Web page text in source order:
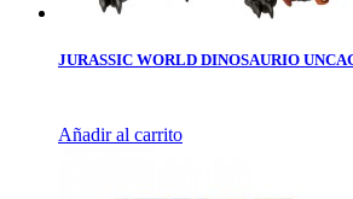
JURASSIC WORLD DINOSAURIO
Añadir al carrito